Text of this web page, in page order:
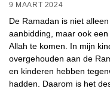
9 MAART 2024
De Ramadan is niet
aanbidding, maar ook
Allah te komen. In mijn
overgehouden aan de
en kinderen hebben
hadden. Daarom is het